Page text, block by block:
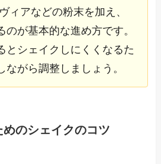
ィアなどの粉末を加え、
のが基本的な進め方です。
とシェイクしにくくなるた
ながら調整しましょう。
のシェイクのコツ